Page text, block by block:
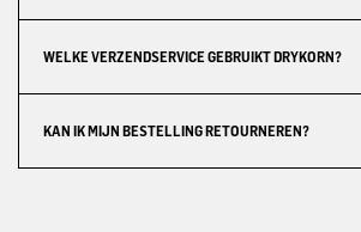
WELKE VERZENDSERVICE GEBRUIKT DRYKORN?
KAN IK MIJN BESTELLING RETOURNEREN?